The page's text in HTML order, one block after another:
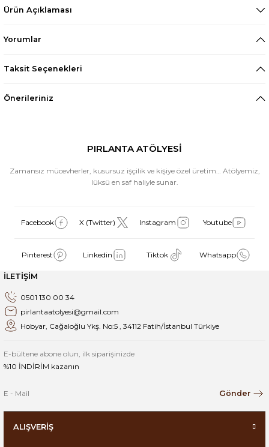
Ürün Açıklaması
Yorumlar
Taksit Seçenekleri
Önerileriniz
PIRLANTA ATÖLYESİ
Zamansız mücevherler, kusursuz işçilik ve kişiye özel üretim… Atölyemiz,
lüksü en saf haliyle sunar.
Facebook X (Twitter) Instagram Youtube
Pinterest Linkedin Tiktok Whatsapp
İLETİŞİM
0501 130 00 34
pirlantaatolyesi@gmail.com
Hobyar, Cağaloğlu Ykş. No:5 , 34112 Fatih/İstanbul Türkiye
E-bültene abone olun, ilk siparişinizde
%10 İNDİRİM kazanın
Gönder
ALIŞVERİŞ